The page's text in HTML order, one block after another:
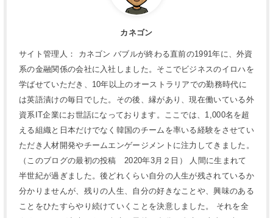
カネゴン
サイト管理人： カネゴン バブルが終わる直前の1991年に、外資
系の金融関係の会社に入社しました。そこでビジネスのイロハを
学ばせていただき、10年以上のオーストラリアでの勤務時代に
は英語漬けの毎日でした。その後、縁があり、現在働いている外
資系IT企業にお世話になっております。ここでは、1,000名を超
える組織と日本だけでなく韓国のチームを率いる経験をさせてい
ただき人材開発やチームエンゲージメントに注力してきました。
（このブログの最初の投稿 2020年3月２日） 人間に生まれて
半世紀が過ぎました。後どれくらい自分の人生が残されているか
分かりませんが、残りの人生、自分の好きなことや、興味のある
ことをひたすらやり続けていくことを決意しました。 それを全